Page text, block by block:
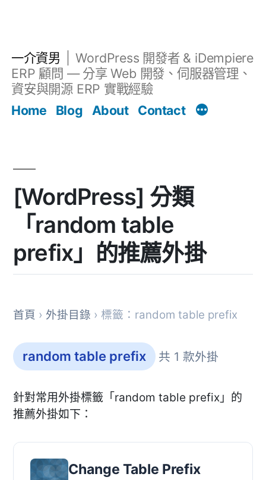
一介資男
WordPress 開發者 & iDempiere
ERP 顧問 — 分享 Web 開發、伺服器管理、
資安與開源 ERP 實戰經驗
Home
Blog About Contact
[WordPress] 分類
「random table
prefix」的推薦外掛
首頁 › 外掛目錄 › 標籤：random table prefix
random table prefix 共 1 款外掛
針對常用外掛標籤「random table prefix」的
推薦外掛如下：
Change Table Prefix
文章 Filter